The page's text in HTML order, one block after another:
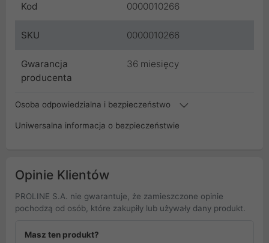
Kod 0000010266
SKU 0000010266
Gwarancja
producenta
36 miesięcy
Osoba odpowiedzialna i bezpieczeństwo
Uniwersalna informacja o bezpieczeństwie
Opinie Klientów
PROLINE S.A. nie gwarantuje, że zamieszczone opinie
pochodzą od osób, które zakupiły lub używały dany produkt.
Masz ten produkt?